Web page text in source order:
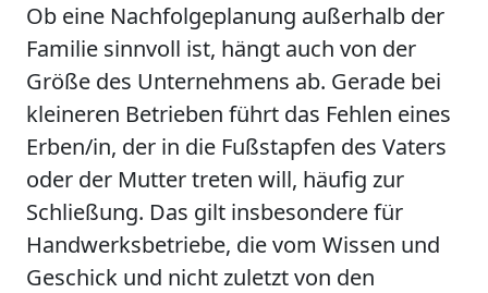
Ob eine Nachfolgeplanung außerhalb der
Familie sinnvoll ist, hängt auch von der
Größe des Unternehmens ab. Gerade bei
kleineren Betrieben führt das Fehlen eines
Erben/in, der in die Fußstapfen des Vaters
oder der Mutter treten will, häufig zur
Schließung. Das gilt insbesondere für
Handwerksbetriebe, die vom Wissen und
Geschick und nicht zuletzt von den